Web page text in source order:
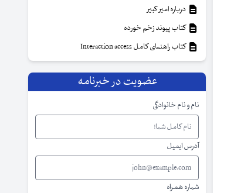
درباره امیر کبیر
کتاب پیوند زخم خورده
کتاب راهنمای کامل Interaction access
عضویت در خبرنامه
نام و نام خانوادگی
آدرس ایمیل
شماره همراه